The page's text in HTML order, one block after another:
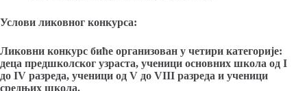
Услови ликовног конкурса:
Ликовни конкурс биће организован у четири категорије:
деца предшколског узраста, ученици основних школа од I
до IV разреда, ученици од V до VIII разреда и ученици
средњих школа.